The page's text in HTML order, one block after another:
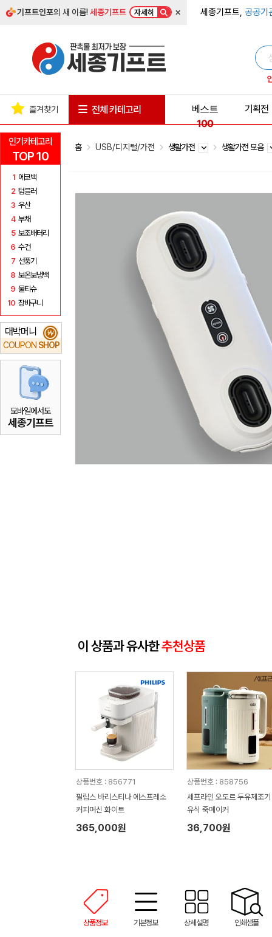
기프트인포의 새 이름!세종기프트 자세히 × 세종기프트, 공공기
인기카테고리
TOP 10
1 에코백
2 텀블러
3 우산
4 부채
5 보조배터리
6 수건
7 선풍기
8 보온보냉백
9 물티슈
10 장바구니
대박머니
COUPON SHOP
₩
모바일에서도
세종기프트
즐겨찾기 전체 카테고리
베스트
100
기획전
홈 USB/디지털/가전 생활가전 생활가전 모음
이 상품과 유사한추천상품
상품번호 : 856771
필립스 바리스티나 에스프레소
커피머신 화이트
365,000원
상품번호 : 858756
셰프라인 오도르 두유제조기
유식 죽메이커
36,700원
상품정보 기본정보 상세설명 인쇄샘플